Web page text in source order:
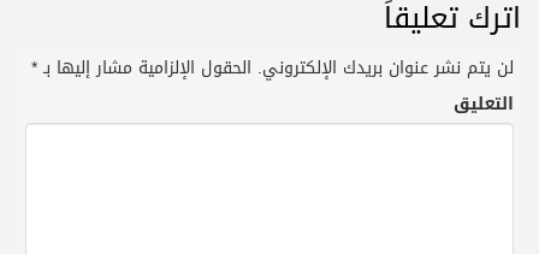
اترك تعليقاً
لن يتم نشر عنوان بريدك الإلكتروني. الحقول الإلزامية مشار إليها بـ*
التعليق